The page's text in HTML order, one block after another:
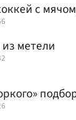
с
метели